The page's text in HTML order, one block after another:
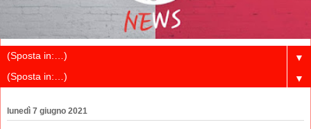
▼
▼
lunedì 7 giugno 2021